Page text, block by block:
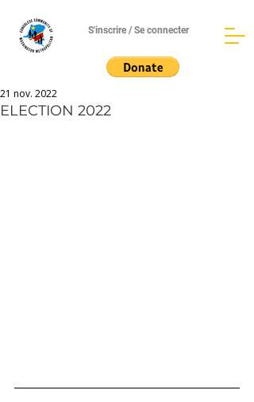
S'inscrire / Se connecter
ELECTION 2022
21 nov. 2022